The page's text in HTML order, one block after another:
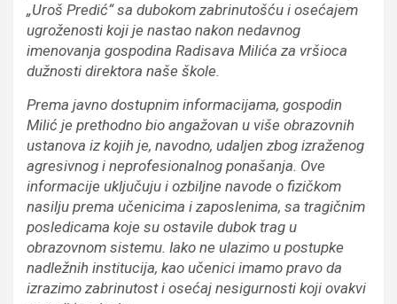
„Uroš Predić“ sa dubokom zabrinutošću i osećajem
ugroženosti koji je nastao nakon nedavnog
imenovanja gospodina Radisava Milića za vršioca
dužnosti direktora naše škole.
Prema javno dostupnim informacijama, gospodin
Milić je prethodno bio angažovan u više obrazovnih
ustanova iz kojih je, navodno, udaljen zbog izraženog
agresivnog i neprofesionalnog ponašanja. Ove
informacije uključuju i ozbiljne navode o fizičkom
nasilju prema učenicima i zaposlenima, sa tragičnim
posledicama koje su ostavile dubok trag u
obrazovnom sistemu. Iako ne ulazimo u postupke
nadležnih institucija, kao učenici imamo pravo da
izrazimo zabrinutost i osećaj nesigurnosti koji ovakvi